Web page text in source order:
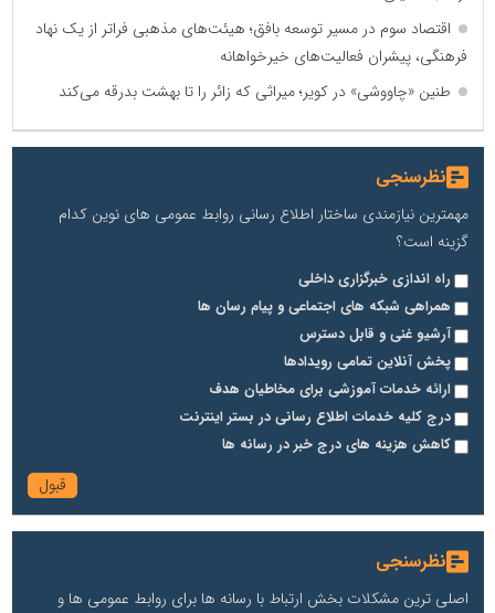
اقتصاد سوم در مسیر توسعه بافق؛ هیئت‌های مذهبی فراتر از یک نهاد
فرهنگی، پیشران فعالیت‌های خیرخواهانه
طنین «چاووشی» در کویر؛ میراثی که زائر را تا بهشت بدرقه می‌کند
نظرسنجی
مهمترین نیازمندی ساختار اطلاع رسانی روابط عمومی های نوین کدام
گزینه است؟
راه اندازی خبرگزاری داخلی
همراهی شبکه های اجتماعی و پیام رسان ها
آرشیو غنی و قابل دسترس
پخش آنلاین تمامی رویدادها
ارائه خدمات آموزشی برای مخاطیان هدف
درج کلیه خدمات اطلاع رسانی در بستر اینترنت
کاهش هزینه های درج خبر در رسانه ها
نظرسنجی
اصلی ترین مشکلات بخش ارتباط با رسانه ها برای روابط عمومی ها و